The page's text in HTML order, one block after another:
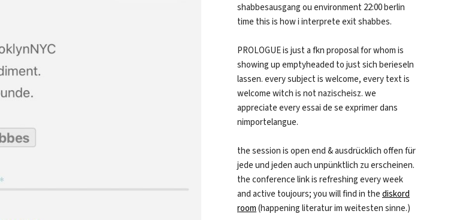
shabbesausgang ou environment 22:00 berlin
time this is how i interprete exit shabbes.
PROLOGUE is just a fkn proposal for whom is
showing up emptyheaded to just sich berieseln
lassen. every subject is welcome, every text is
welcome witch is not nazischeisz. we
appreciate every essai de se exprimer dans
nimportelangue.
the session is open end & ausdrücklich offen für
jede und jeden auch unpünktlich zu erscheinen.
the conference link is refreshing every week
and active toujours; you will find in the diskord
room (happening literatur im weitesten sinne.)